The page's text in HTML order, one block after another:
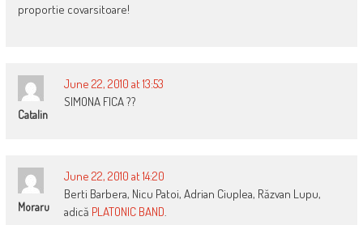
proportie covarsitoare!
Catalin
June 22, 2010 at 13:53
SIMONA FICA ??
Moraru
June 22, 2010 at 14:20
Berti Barbera, Nicu Patoi, Adrian Ciuplea, Răzvan Lupu,
adică PLATONIC BAND.